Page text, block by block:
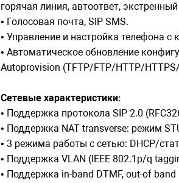
горячая линия, автоответ,
• Голосовая почта, SIP SMS.
• Управление и настройка телефона с
• Автоматическое обновление
Autoprovision (TFTP/FTP/HTTP/
Сетевые характеристики:
• Поддержка протокола SIP 2.0
• Поддержка NAT transverse: режим
• 3 режима работы с сетью: DHCP/
• Поддержка VLAN (IEEE 802.1p/q
• Поддержка in-band DTMF, out-of band